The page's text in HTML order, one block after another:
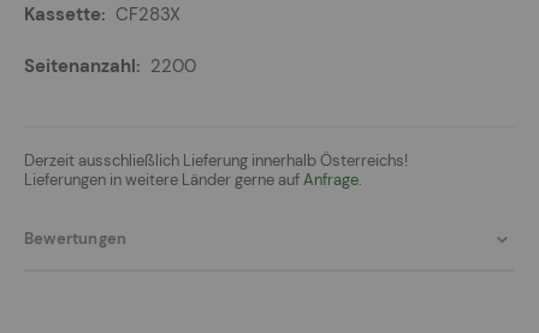
CF283X
2200
Derzeit ausschließlich Lieferung innerhalb Österreichs!
Lieferungen in weitere Länder gerne aufAnfrage.
Bewertungen